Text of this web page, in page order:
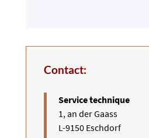
Contact:
Service technique​
1, an der Gaass
L-9150 Eschdorf